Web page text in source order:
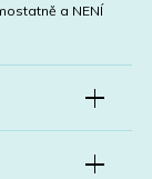
a NENÍ